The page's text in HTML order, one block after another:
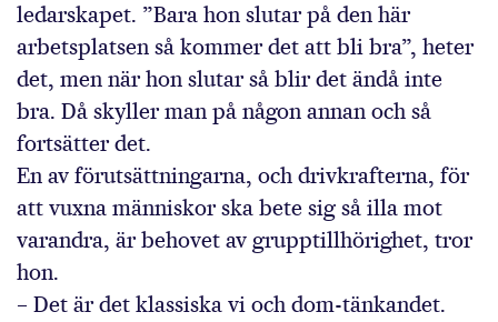
ledarskapet. ”Bara hon slutar på den här
arbetsplatsen så kommer det att bli bra”, heter
det, men när hon slutar så blir det ändå inte
bra. Då skyller man på någon annan och så
fortsätter det.
En av förutsättningarna, och drivkrafterna, för
att vuxna människor ska bete sig så illa mot
varandra, är behovet av grupptillhörighet, tror
hon.
– Det är det klassiska vi och dom-tänkandet.